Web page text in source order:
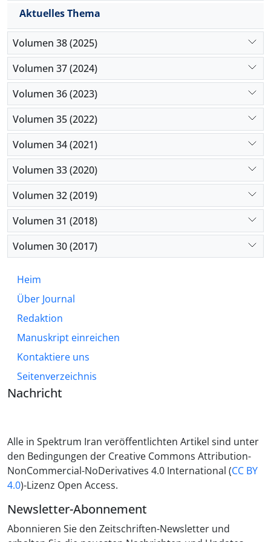
bestehenden Verhältnisse kritisiert und
andererseits wünschenswerte Alternativen
vorschlägt.
Aktuelles Thema
Volumen 38 (2025)
Volumen 37 (2024)
Volumen 36 (2023)
Volumen 35 (2022)
Volumen 34 (2021)
Volumen 33 (2020)
Volumen 32 (2019)
Volumen 31 (2018)
Volumen 30 (2017)
Heim
Über Journal
Redaktion
Manuskript einreichen
Kontaktiere uns
Seitenverzeichnis
Nachricht
Alle in Spektrum Iran veröffentlichten Artikel sind unter
den Bedingungen der Creative Commons Attribution-
NonCommercial-NoDerivatives 4.0 International (CC BY
4.0)-Lizenz Open Access.
Newsletter-Abonnement
Abonnieren Sie den Zeitschriften-Newsletter und